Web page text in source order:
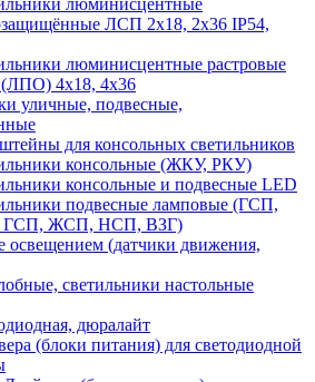
люминисцентные
ЛСП 2х18, 2х36 IP54,
люминисцентные растровые
4х18, 4х36
уличные, подвесные,
для консольных светильников
консольные (ЖКУ, РКУ)
консольные и подвесные LED
подвесные ламповые (ГСП,
ГСП, ЖСП, НСП, ВЗГ)
освещением (датчики движения,
светильники настольные
дюралайт
(блоки питания) для светодиодной